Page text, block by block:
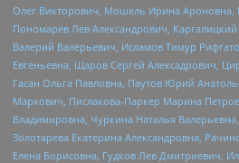
Олег Викторович, Мошель Ирина Ароновна,
Пономарев Лев Александрович,
Валерий Валерьевич, Исламов Тимур
Евгеньевна, Щаров Сергей Алексадрович,
Гасан Ольга Павловна, Паутов Юрий
Маркович, Пислакова-Паркер Марина
Владимировна, Чуркина Наталья
Золотарева Екатерина Александровна,
Елена Борисовна, Гудков Лев Дмитриевич,